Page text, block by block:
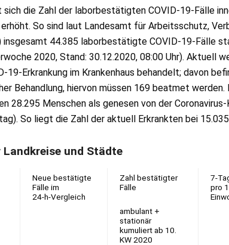
sich die Zahl der laborbestätigten COVID-19-Fälle
So sind laut Landesamt für Arbeitsschutz,
insgesamt 44.385 laborbestätigte COVID-19-Fälle
2020, Stand: 30.12.2020, 08:00 Uhr). Aktuell
19-Erkrankung im Krankenhaus behandelt; davon
Behandlung, hiervon müssen 169 beatmet
28.295 Menschen als genesen von der
So liegt die Zahl der aktuell Erkrankten bei
und Städte
Neue bestätigte
Fälle im
24-h-Vergleich
Zahl bestätigter
Fälle
ambulant +
stationär
kumuliert ab 10.
KW 2020
7-
pro